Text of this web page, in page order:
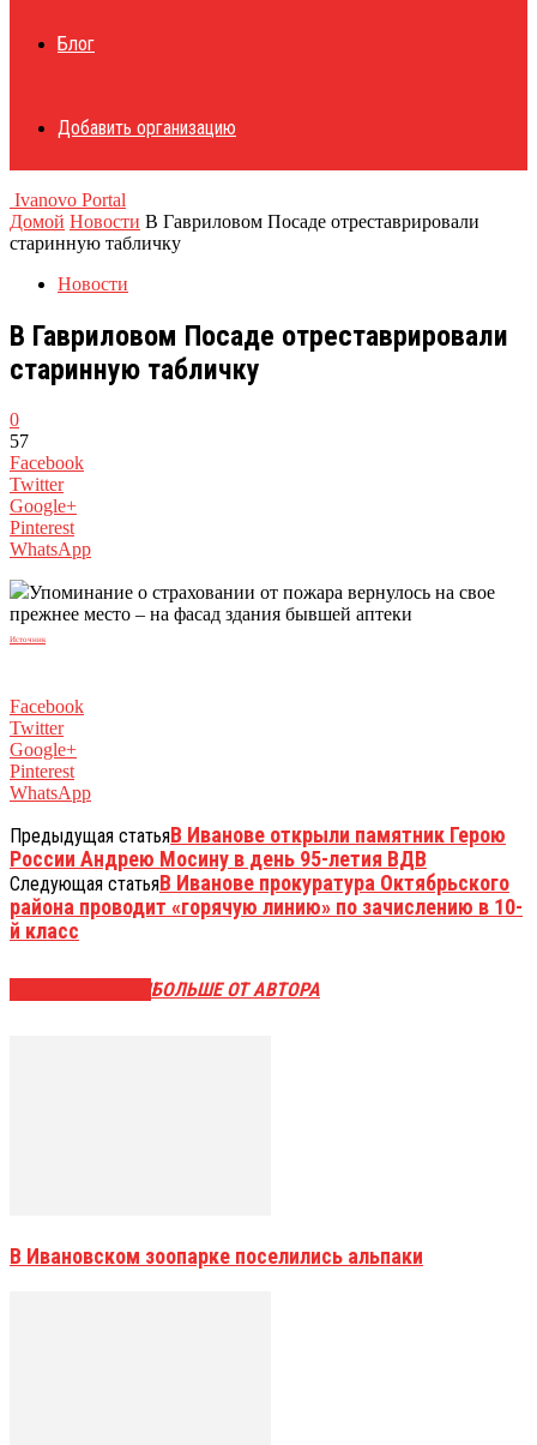
Блог
Добавить организацию
Ivanovo Portal
Домой Новости В Гавриловом Посаде отреставрировали
старинную табличку
Новости
В Гавриловом Посаде отреставрировали
старинную табличку
0
57
Facebook
Twitter
Google+
Pinterest
WhatsApp
Упоминание о страховании от пожара вернулось на свое
прежнее место – на фасад здания бывшей аптеки
Источник
Facebook
Twitter
Google+
Pinterest
WhatsApp
Предыдущая статьяВ Иванове открыли памятник Герою
России Андрею Мосину в день 95-летия ВДВ
Следующая статьяВ Иванове прокуратура Октябрьского
района проводит «горячую линию» по зачислению в 10-
й класс
БОЛЬШЕ ОТ АВТОРА
В Ивановском зоопарке поселились альпаки